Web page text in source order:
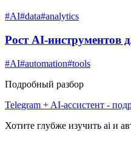
#AI#data#analytics
Рост AI-инструментов
#AI#automation#tools
Подробный разбор
Telegram + AI-ассистент -
Хотите глубже изучить ai и